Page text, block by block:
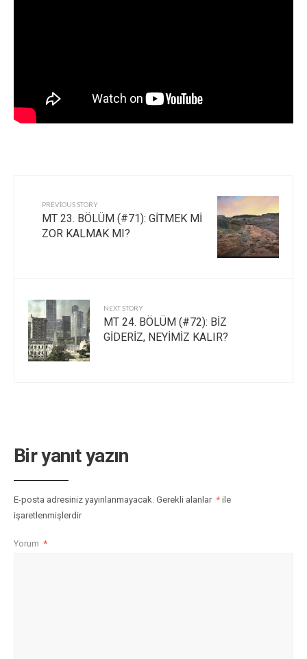
PREVIOUS STORY
MT 23. BÖLÜM (#71): GİTMEK Mİ
ZOR KALMAK MI?
NEXT STORY
MT 24. BÖLÜM (#72): BİZ
GİDERİZ, NEYİMİZ KALIR?
Bir yanıt yazın
E-posta adresiniz yayınlanmayacak. Gerekli alanlar * ile
işaretlenmişlerdir
Yorum *